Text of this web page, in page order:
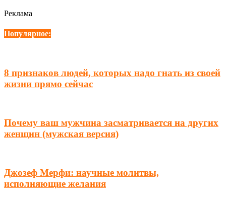
Реклама
Популярное:
8 признаков людей, которых надо гнать из своей
жизни прямо сейчас
Почему ваш мужчина засматривается на других
женщин (мужская версия)
Джозеф Мерфи: научные молитвы,
исполняющие желания